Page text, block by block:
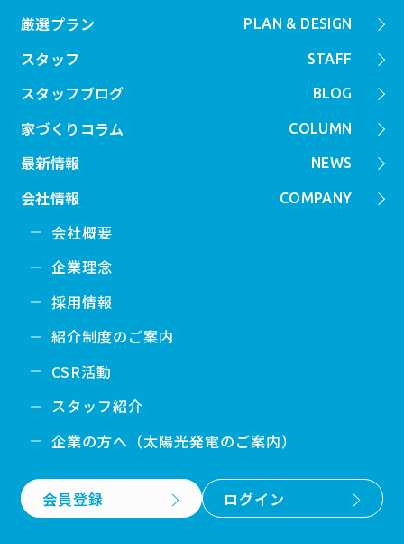
PLAN & DESIGN
厳選プラン
STAFF
スタッフ
BLOG
スタッフブログ
COLUMN
家づくりコラム
NEWS
最新情報
COMPANY
会社情報
会社概要
企業理念
採用情報
紹介制度のご案内
CSR活動
スタッフ紹介
企業の方へ（太陽光発電のご案内）
会員登録 ログイン